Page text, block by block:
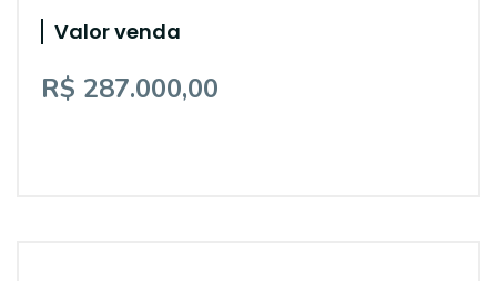
Valor venda
R$ 287.000,00